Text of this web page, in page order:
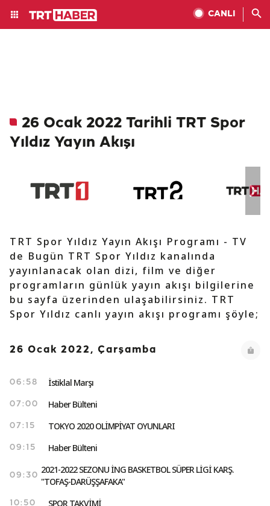
CANLI
26 Ocak 2022 Tarihli TRT Spor
Yıldız Yayın Akışı
TRT Spor Yıldız Yayın Akışı Programı - TV
de Bugün TRT Spor Yıldız kanalında
yayınlanacak olan dizi, film ve diğer
programların günlük yayın akışı bilgilerine
bu sayfa üzerinden ulaşabilirsiniz. TRT
Spor Yıldız canlı yayın akışı programı şöyle;
26 Ocak 2022, Çarşamba
06:58 İstiklal Marşı
07:00 Haber Bülteni
07:15 TOKYO 2020 OLİMPİYAT OYUNLARI
09:15 Haber Bülteni
09:30
2021-2022 SEZONU İNG BASKETBOL SÜPER LİGİ KARŞ.
"TOFAŞ-DARÜŞŞAFAKA"
10:50 SPOR TAKVİMİ